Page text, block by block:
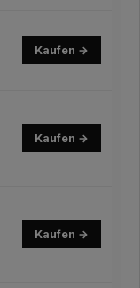
Kaufen →
Kaufen →
Kaufen →